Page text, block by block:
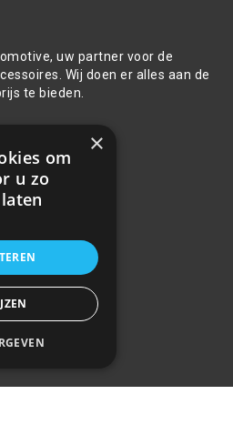
uw partner voor de
Wij doen er alles aan de
te bieden.
×
om
u zo